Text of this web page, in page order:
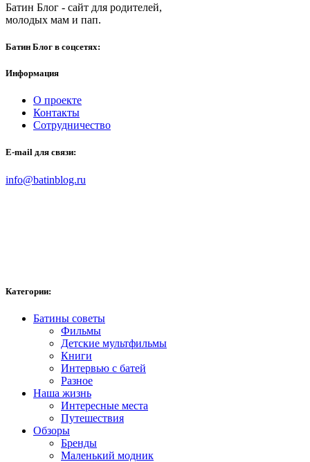
Батин Блог - сайт для родителей,
молодых мам и пап.
Батин Блог в соцсетях:
Информация
О проекте
Контакты
Сотрудничество
E-mail для связи:
info@batinblog.ru
Категории:
Батины советы
Фильмы
Детские мультфильмы
Книги
Интервью с батей
Разное
Наша жизнь
Интересные места
Путешествия
Обзоры
Бренды
Маленький модник